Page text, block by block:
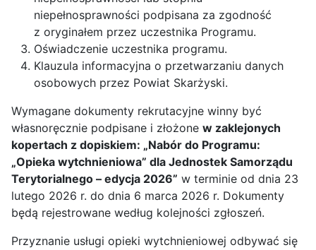
niepełnosprawności podpisana za zgodność
z oryginałem przez uczestnika Programu.
Oświadczenie uczestnika programu.
Klauzula informacyjna o przetwarzaniu danych
osobowych przez Powiat Skarżyski.
Wymagane dokumenty rekrutacyjne winny być
własnoręcznie podpisane i złożone w zaklejonych
kopertach z dopiskiem: „Nabór do Programu:
„Opieka wytchnieniowa” dla Jednostek Samorządu
Terytorialnego – edycja 2026” w terminie od dnia 23
lutego 2026 r. do dnia 6 marca 2026 r. Dokumenty
będą rejestrowane według kolejności zgłoszeń.
Przyznanie usługi opieki wytchnieniowej odbywać się